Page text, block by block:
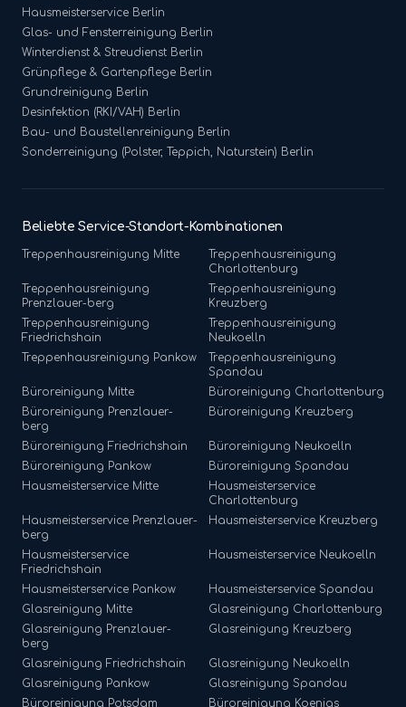
Hausmeisterservice Berlin
Glas- und Fensterreinigung Berlin
Winterdienst & Streudienst Berlin
Grünpflege & Gartenpflege Berlin
Grundreinigung Berlin
Desinfektion (RKI/VAH) Berlin
Bau- und Baustellenreinigung Berlin
Sonderreinigung (Polster, Teppich, Naturstein) Berlin
Beliebte Service-Standort-Kombinationen
Treppenhausreinigung Mitte
Treppenhausreinigung
Charlottenburg
Treppenhausreinigung
Prenzlauer-berg
Treppenhausreinigung
Kreuzberg
Treppenhausreinigung
Friedrichshain
Treppenhausreinigung
Neukoelln
Treppenhausreinigung Pankow
Treppenhausreinigung
Spandau
Büroreinigung Mitte Büroreinigung Charlottenburg
Büroreinigung Prenzlauer-
berg
Büroreinigung Kreuzberg
Büroreinigung Friedrichshain Büroreinigung Neukoelln
Büroreinigung Pankow Büroreinigung Spandau
Hausmeisterservice Mitte
Hausmeisterservice
Charlottenburg
Hausmeisterservice Prenzlauer-
berg
Hausmeisterservice Kreuzberg
Hausmeisterservice
Friedrichshain
Hausmeisterservice Neukoelln
Hausmeisterservice Pankow Hausmeisterservice Spandau
Glasreinigung Mitte Glasreinigung Charlottenburg
Glasreinigung Prenzlauer-
berg
Glasreinigung Kreuzberg
Glasreinigung Friedrichshain Glasreinigung Neukoelln
Glasreinigung Pankow Glasreinigung Spandau
Büroreinigung Potsdam Büroreinigung Koenigs